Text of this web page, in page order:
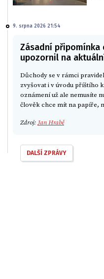
9. srpna 2026 21:54
Zásadní připomínka
upozornil na
Důchody se v rámci
zvyšovat i v úvodu příštího
oznámení už ale nemusíte
člověk chce mít na papíře,
Zdroj: Jan Hrabě
DALŠÍ ZPRÁVY